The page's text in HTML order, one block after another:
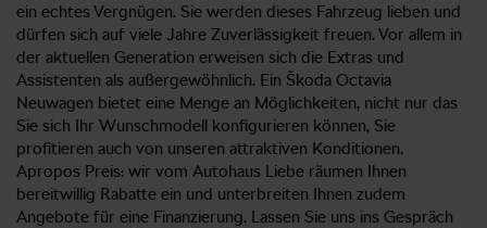
ein echtes Vergnügen. Sie werden dieses Fahrzeug lieben und
dürfen sich auf viele Jahre Zuverlässigkeit freuen. Vor allem in
der aktuellen Generation erweisen sich die Extras und
Assistenten als außergewöhnlich. Ein Škoda Octavia
Neuwagen bietet eine Menge an Möglichkeiten, nicht nur das
Sie sich Ihr Wunschmodell konfigurieren können, Sie
profitieren auch von unseren attraktiven Konditionen.
Apropos Preis: wir vom Autohaus Liebe räumen Ihnen
bereitwillig Rabatte ein und unterbreiten Ihnen zudem
Angebote für eine Finanzierung. Lassen Sie uns ins Gespräch